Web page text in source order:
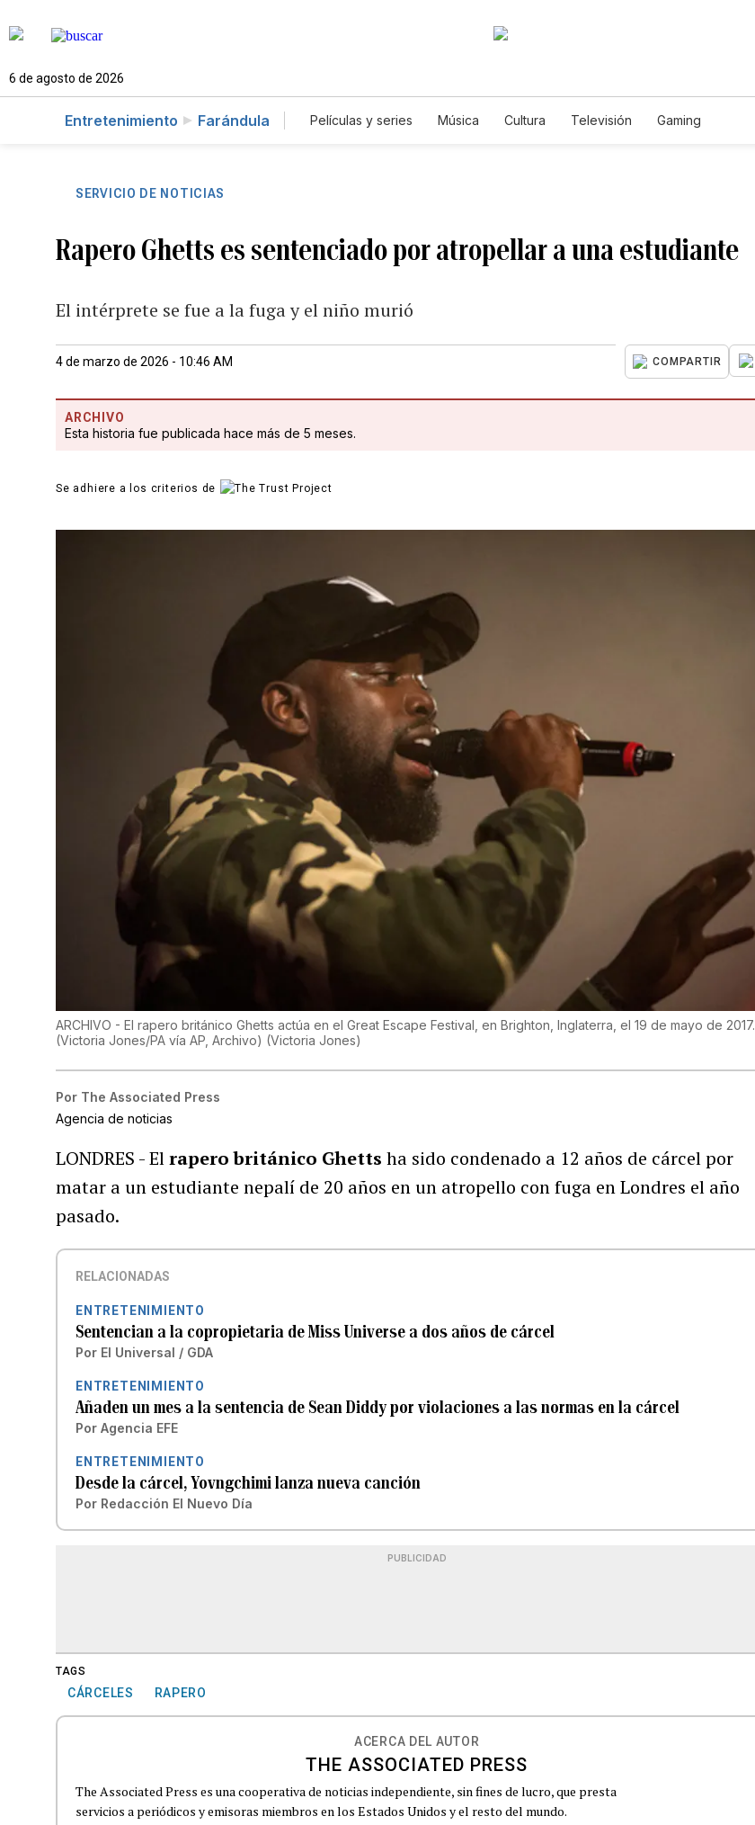
6 de agosto de 2026
Entretenimiento Farándula Películas y series Música Cultura Televisión Gaming
SERVICIO DE NOTICIAS
Rapero Ghetts es sentenciado por atropellar a una estudiante
El intérprete se fue a la fuga y el niño murió
4 de marzo de 2026 - 10:46 AM COMPARTIR
ARCHIVO
Esta historia fue publicada hace más de 5 meses.
Se adhiere a los criterios de
ARCHIVO - El rapero británico Ghetts actúa en el Great Escape Festival, en Brighton, Inglaterra, el 19 de mayo de 2017.
(Victoria Jones/PA vía AP, Archivo) (Victoria Jones)
Por The Associated Press
Agencia de noticias
LONDRES - Elrapero británico Ghetts ha sido condenado a 12 años de cárcel por
matar a un estudiante nepalí de 20 años en un atropello con fuga en Londres el año
pasado.
RELACIONADAS
ENTRETENIMIENTO
Sentencian a la copropietaria de Miss Universe a dos años de cárcel
Por El Universal / GDA
ENTRETENIMIENTO
Añaden un mes a la sentencia de Sean Diddy por violaciones a las normas en la cárcel
Por Agencia EFE
ENTRETENIMIENTO
Desde la cárcel, Yovngchimi lanza nueva canción
Por Redacción El Nuevo Día
PUBLICIDAD
TAGS
CÁRCELES RAPERO
ACERCA DEL AUTOR
THE ASSOCIATED PRESS
The Associated Press es una cooperativa de noticias independiente, sin fines de lucro, que presta
servicios a periódicos y emisoras miembros en los Estados Unidos y el resto del mundo.